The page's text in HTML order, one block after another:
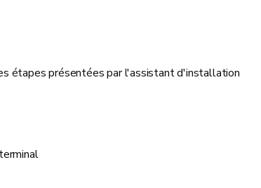
étapes présentées par l'assistant d'installation